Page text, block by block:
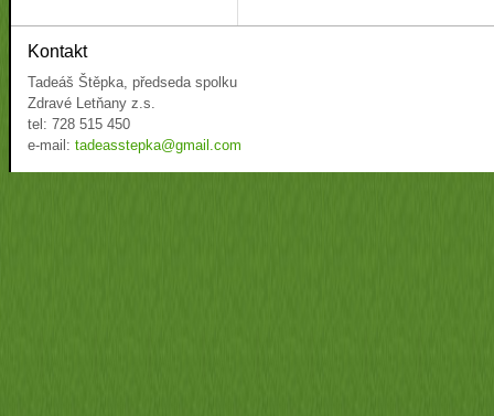
Kontakt
Tadeáš Štěpka, předseda spolku
Zdravé Letňany z.s.
tel: 728 515 450
e-mail: tadeasstepka@gmail.com